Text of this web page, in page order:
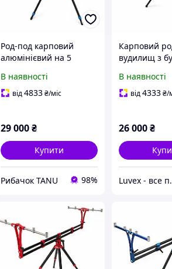
Род-под карповий
алюмінієвий на 5
телескопічними
ніжками, 10 рогачами
В наявності
від4833₴/міс
29 000₴
Купити
Рибачок TANU 98%
Карповий
вудилищ з
фідера,
стійка для
В наявності
від4333 ₴/
26 000 ₴
Luvex -